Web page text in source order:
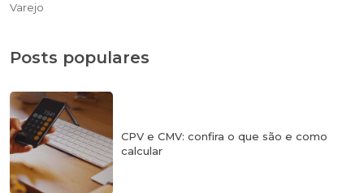
Varejo
Posts populares
CPV e CMV: confira o que são e como
calcular